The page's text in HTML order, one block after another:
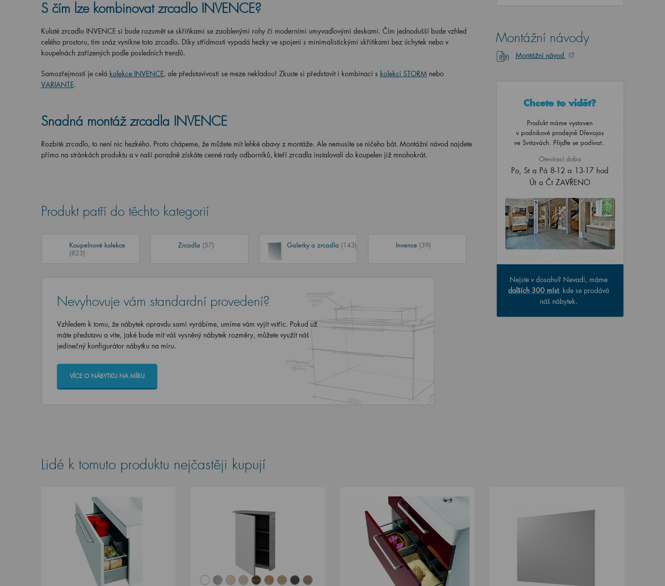
S čím lze kombinovat zrcadlo INVENCE?
Kulaté zrcadlo INVENCE si bude rozumět se skříňkami se zaoblenými rohy či moderními umyvadlovými deskami. Čím jednodušší bude vzhled
celého prostoru, tím snáz vynikne toto zrcadlo. Díky střídmosti vypadá hezky ve spojení s minimalistickými skříňkami bez úchytek nebo v
koupelnách zařízených podle posledních trendů.
Samozřejmostí je celá kolekce INVENCE, ale představivosti se meze nekladou! Zkuste si představit i kombinaci s kolekcí STORMnebo
VARIANTE.
Snadná montáž zrcadla INVENCE
Rozbité zrcadlo, to není nic hezkého. Proto chápeme, že můžete mít lehké obavy z montáže. Ale nemusíte se ničeho bát. Montážní návod najdete
přímo na stránkách produktu a v naší poradně získáte cenné rady odborníků, kteří zrcadla instalovali do koupelen již mnohokrát.
Produkt patří do těchto kategorií
Koupelnové kolekce
(823)
Zrcadla (57) Galerky a zrcadla (143) Invence (39)
Nevyhovuje vám standardní provedení?
Vzhledem k tomu, že nábytek opravdu sami vyrábíme, umíme vám vyjít vstříc. Pokud už
máte představu a víte, jaké bude mít váš vysněný nábytek rozměry, můžete využít náš
jedinečný konfigurátor nábytku na míru.
VÍCE O NÁBYTKU NA MÍRU
Montážní návody
Montážní návod
Chcete to vidět?
Produkt máme vystaven
v podnikové prodejně Dřevojas
ve Svitavách. Přijďte se podívat..
Otevírací doba
Po, St a Pá 8-12 a 13-17 hod
Út a Čt ZAVŘENO
Nejste v dosahu? Nevadí, máme
dalších 300 míst, kde se prodává
náš nábytek.
Lidé k tomuto produktu nejčastěji kupují